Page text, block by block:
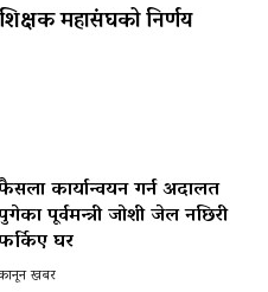
महासंघको निर्णय
कार्यान्वयन गर्न अदालत
पूर्वमन्त्री जोशी जेल नछिरी
घर
खबर